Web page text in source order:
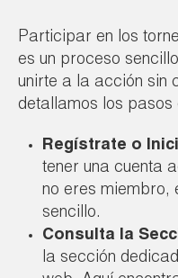
Participar en los
es un proceso
unirte a la acción sin
detallamos los pasos
Regístrate o
tener una cuenta
no eres miembro,
sencillo.
Consulta la
la sección